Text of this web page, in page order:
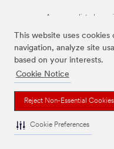
This website uses
navigation, analyze site
based on your interests.
Cookie Notice
Reject Non-Essential Cookies
Cookie Preferences
As marcas listadas a